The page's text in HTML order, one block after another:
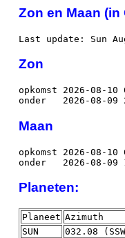
Zon en Maan (in
Last update: Sun
Zon
opkomst 2026-08-10
onder 2026-08-09
Maan
opkomst 2026-08-10
onder 2026-08-09
Planeten:
Planeet Azimuth
SUN
032.08